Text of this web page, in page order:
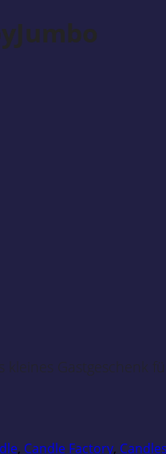
Gastgeschenk
, Candle Factory, Candles